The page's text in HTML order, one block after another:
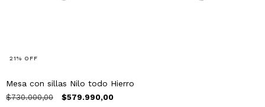
21% OFF
Mesa con sillas Nilo todo Hierro
$730.000,00 $579.990,00